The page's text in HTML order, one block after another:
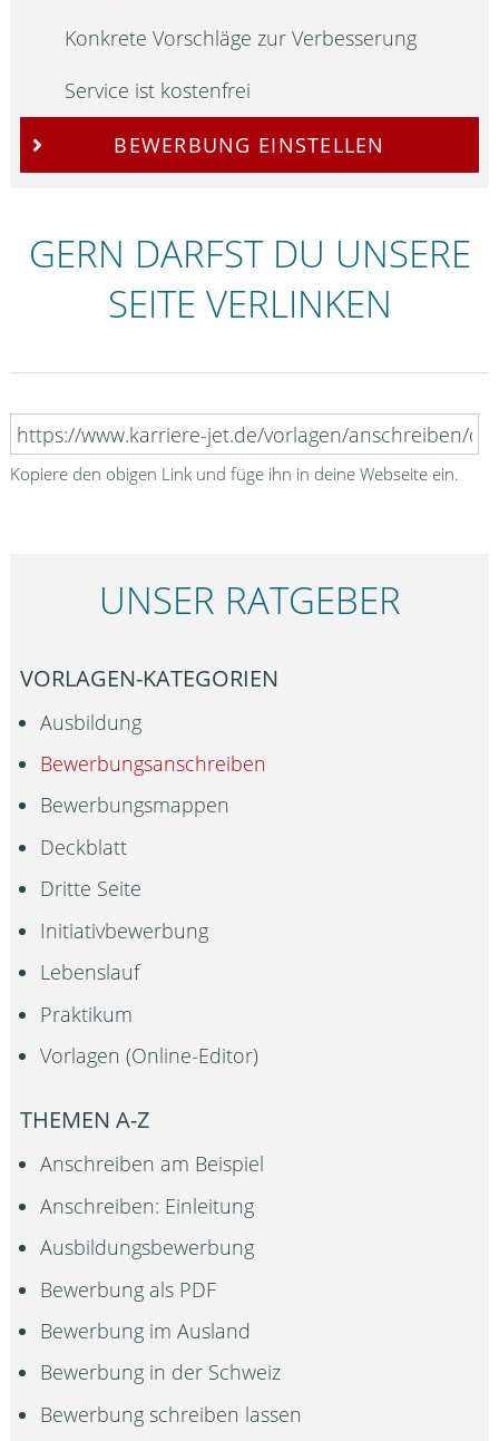
Konkrete Vorschläge zur Verbesserung
Service ist kostenfrei
BEWERBUNG EINSTELLEN
GERN DARFST DU UNSERE
SEITE VERLINKEN
Kopiere den obigen Link und füge ihn in deine Webseite ein.
UNSER RATGEBER
VORLAGEN-KATEGORIEN
Ausbildung
Bewerbungsanschreiben
Bewerbungsmappen
Deckblatt
Dritte Seite
Initiativbewerbung
Lebenslauf
Praktikum
Vorlagen (Online-Editor)
THEMEN A-Z
Anschreiben am Beispiel
Anschreiben: Einleitung
Ausbildungsbewerbung
Bewerbung als PDF
Bewerbung im Ausland
Bewerbung in der Schweiz
Bewerbung schreiben lassen